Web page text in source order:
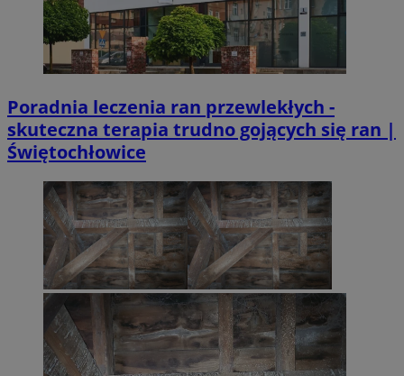
Poradnia leczenia ran przewlekłych -
skuteczna terapia trudno gojących się ran |
Świętochłowice